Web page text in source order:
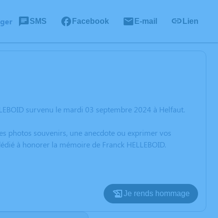
SMS Facebook E-mail Lien
survenu le mardi 03 septembre 2024 à Helfaut.
photos souvenirs, une anecdote ou exprimer vos
à honorer la mémoire de Franck HELLEBOID.
Je rends hommage